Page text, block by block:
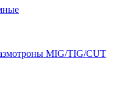
MIG/TIG/CUT